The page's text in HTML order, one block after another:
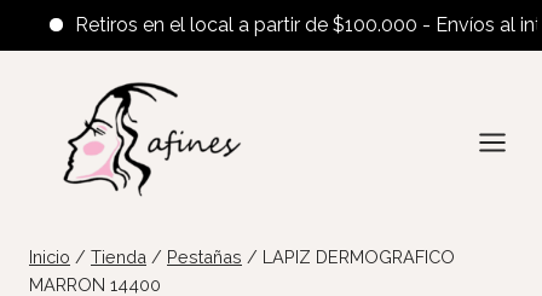
Retiros en el local a partir de $100.000 - Envíos al
contenido
Inicio / Tienda / Pestañas / LAPIZ DERMOGRAFICO
MARRON 14400